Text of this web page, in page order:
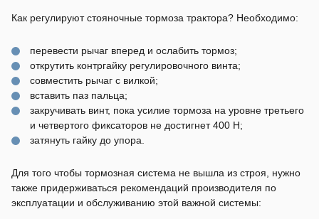
Как регулируют стояночные тормоза трактора? Необходимо:
перевести рычаг вперед и ослабить тормоз;
открутить контргайку регулировочного винта;
совместить рычаг с вилкой;
вставить паз пальца;
закручивать винт, пока усилие тормоза на уровне третьего
и четвертого фиксаторов не достигнет 400 H;
затянуть гайку до упора.
Для того чтобы тормозная система не вышла из строя, нужно
также придерживаться рекомендаций производителя по
эксплуатации и обслуживанию этой важной системы: